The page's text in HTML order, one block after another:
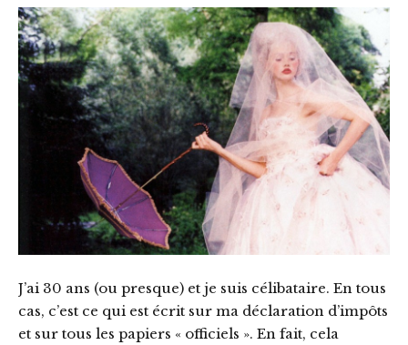
J’ai 30 ans (ou presque) et je suis célibataire. En tous
cas, c’est ce qui est écrit sur ma déclaration d’impôts
et sur tous les papiers « officiels ». En fait, cela